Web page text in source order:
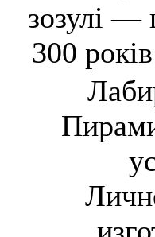
зозулi —
300